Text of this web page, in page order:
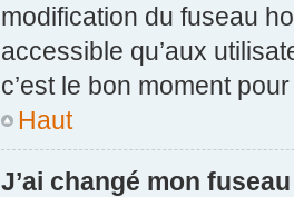
modification du fuseau
accessible qu’aux
c’est le bon moment
Haut
J’ai changé mon